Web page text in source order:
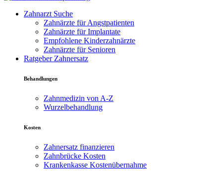
Zahnarzt Suche
Zahnärzte für Angstpatienten
Zahnärzte für Implantate
Empfohlene Kinderzahnärzte
Zahnärzte für Senioren
Ratgeber Zahnersatz
Behandlungen
Zahnmedizin von A-Z
Wurzelbehandlung
Kosten
Zahnersatz finanzieren
Zahnbrücke Kosten
Krankenkasse Kostenübernahme